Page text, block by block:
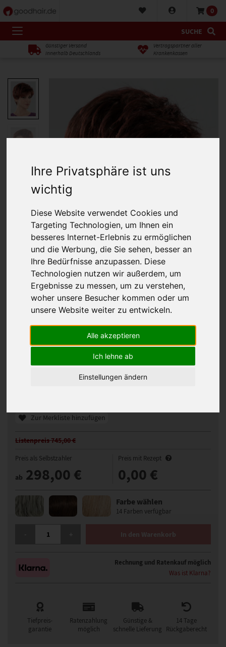
Ihre Privatsphäre ist uns
wichtig
Diese Website verwendet Cookies und
Targeting Technologien, um Ihnen ein
besseres Internet-Erlebnis zu ermöglichen
und die Werbung, die Sie sehen, besser an
Ihre Bedürfnisse anzupassen. Diese
Technologien nutzen wir außerdem, um
Ergebnisse zu messen, um zu verstehen,
woher unsere Besucher kommen oder um
unsere Website weiter zu entwickeln.
Alle akzeptieren
Ich lehne ab
Einstellungen ändern
0
SUCHE
Günstiger Versand
innerhalb Deutschlands
Vertragspartner aller
Krankenkassen
GFH Nolay Perücke
Zur Merkliste hinzufügen
Listenpreis 745,00 €
Preis als Selbstzahler
ab 298,00 €
Preis mit Rezept
0,00 €
Farbe wählen
14 Farben verfügbar
In den Warenkorb
Rechnung und Ratenkauf möglich
Was ist Klarna?
Tiefpreis-
garantie
Ratenzahlung
möglich
Günstige &
schnelle Lieferung
14 Tage
Rückgaberecht